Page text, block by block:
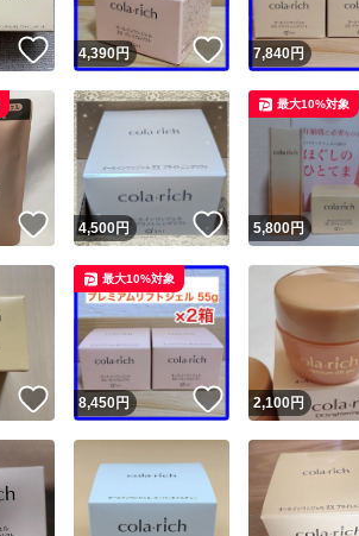
いいね！
4,390円 いいね！
7,840円
いいね！
4,500円 いいね！
5,800円
最大10%対象
いいね！
8,450円 いいね！
最大10%対象
2,100円